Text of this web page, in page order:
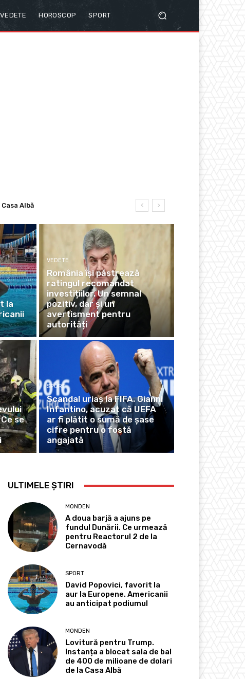
VEDETE HOROSCOP SPORT
Albă pentru autorități
la
VEDETE
România își păstrează
ratingul recomandat
investițiilor. Un semnal
pozitiv, dar și un
avertisment pentru
autorități
se
SPORT
Scandal uriaș la FIFA. Gianni
Infantino, acuzat că UEFA
ar fi plătit o sumă de șase
cifre pentru o fostă
angajată
ULTIMELE ȘTIRI
MONDEN
A doua barjă a ajuns pe
fundul Dunării. Ce urmează
pentru Reactorul 2 de la
Cernavodă
SPORT
David Popovici, favorit la
aur la Europene. Americanii
au anticipat podiumul
MONDEN
Lovitură pentru Trump.
Instanța a blocat sala de bal
de 400 de milioane de dolari
de la Casa Albă